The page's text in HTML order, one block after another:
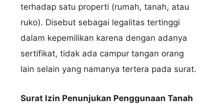
terhadap satu properti (rumah, tanah, atau
ruko). Disebut sebagai legalitas tertinggi
dalam kepemilikan karena dengan adanya
sertifikat, tidak ada campur tangan orang
lain selain yang namanya tertera pada surat.
Surat Izin Penunjukan Penggunaan Tanah